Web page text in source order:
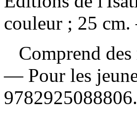
couleur ; 25
Comprend des
— Pour les
9782925088806